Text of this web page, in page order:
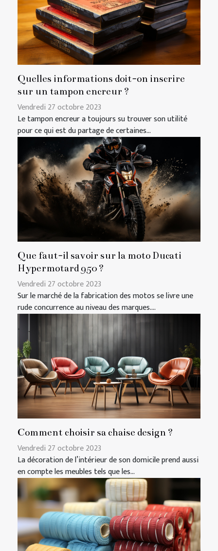
Quelles informations doit-on inscrire
sur un tampon encreur ?
Vendredi 27 octobre 2023
Le tampon encreur a toujours su trouver son utilité
pour ce qui est du partage de certaines...
Que faut-il savoir sur la moto Ducati
Hypermotard 950 ?
Vendredi 27 octobre 2023
Sur le marché de la fabrication des motos se livre une
rude concurrence au niveau des marques....
Comment choisir sa chaise design ?
Vendredi 27 octobre 2023
La décoration de l’intérieur de son domicile prend aussi
en compte les meubles tels que les...